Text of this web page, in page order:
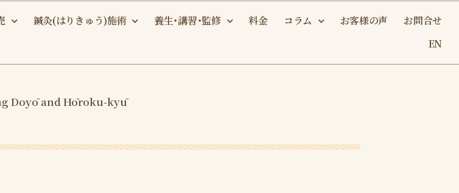
鍼灸(はりきゅう)施術 養生・講習・監修 料金 コラム お客様の声
お問合せ
EN
Doyō and Hōroku-kyū